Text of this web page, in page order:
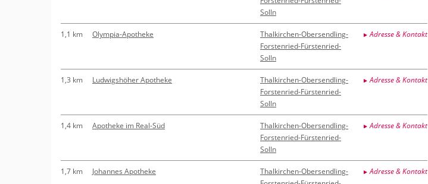
Solln
1,1 km Olympia-Apotheke
Thalkirchen-Obersendling-
Forstenried-Fürstenried-
Solln
Adresse & Kontakt
1,3 km Ludwigshöher Apotheke
Thalkirchen-Obersendling-
Forstenried-Fürstenried-
Solln
Adresse & Kontakt
1,4 km Apotheke im Real-Süd
Thalkirchen-Obersendling-
Forstenried-Fürstenried-
Solln
Adresse & Kontakt
1,7 km Johannes Apotheke
Thalkirchen-Obersendling-
Adresse & Kontakt